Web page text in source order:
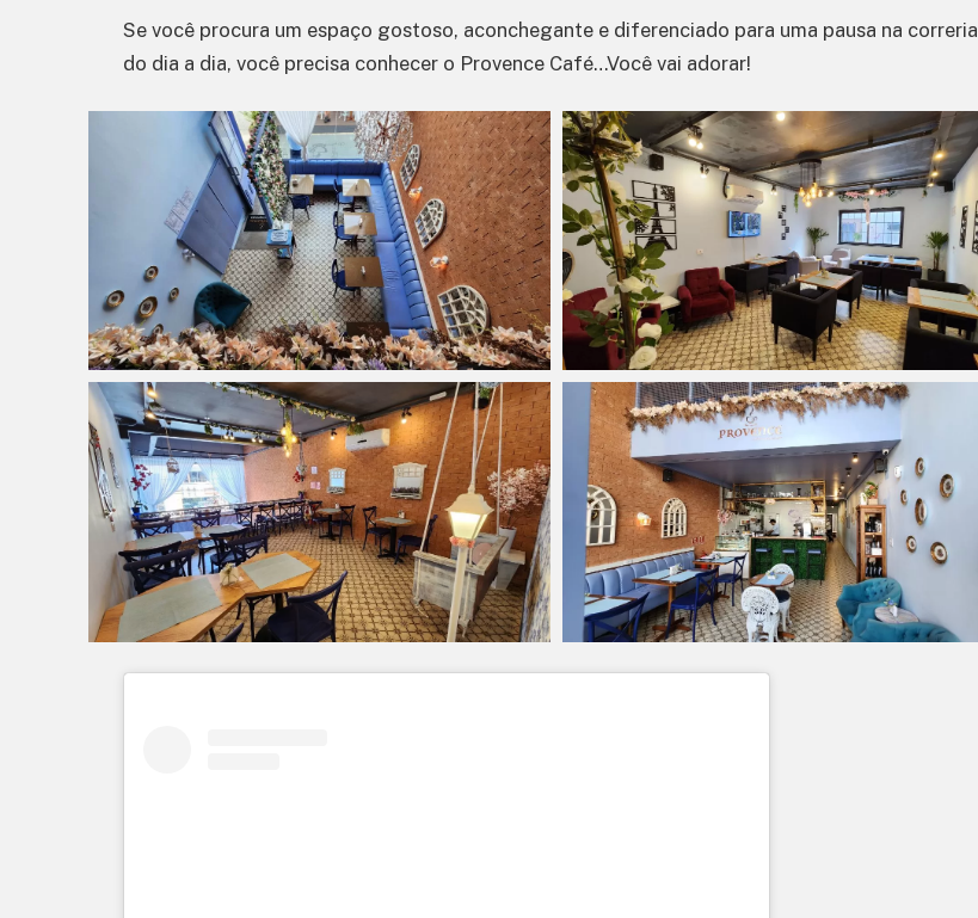
Se você procura um espaço gostoso, aconchegante e diferenciado para uma pausa na correria
do dia a dia, você precisa conhecer o Provence Café…Você vai adorar!